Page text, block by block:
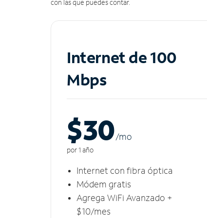
con las que puedes contar.
Internet de 100
Mbps
$30/mo
por 1 año
Internet con fibra óptica
Módem gratis
Agrega WiFi Avanzado +
$10/mes